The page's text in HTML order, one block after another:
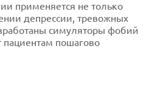
применяется не только
депрессии, тревожных
симуляторы фобий
пошагово